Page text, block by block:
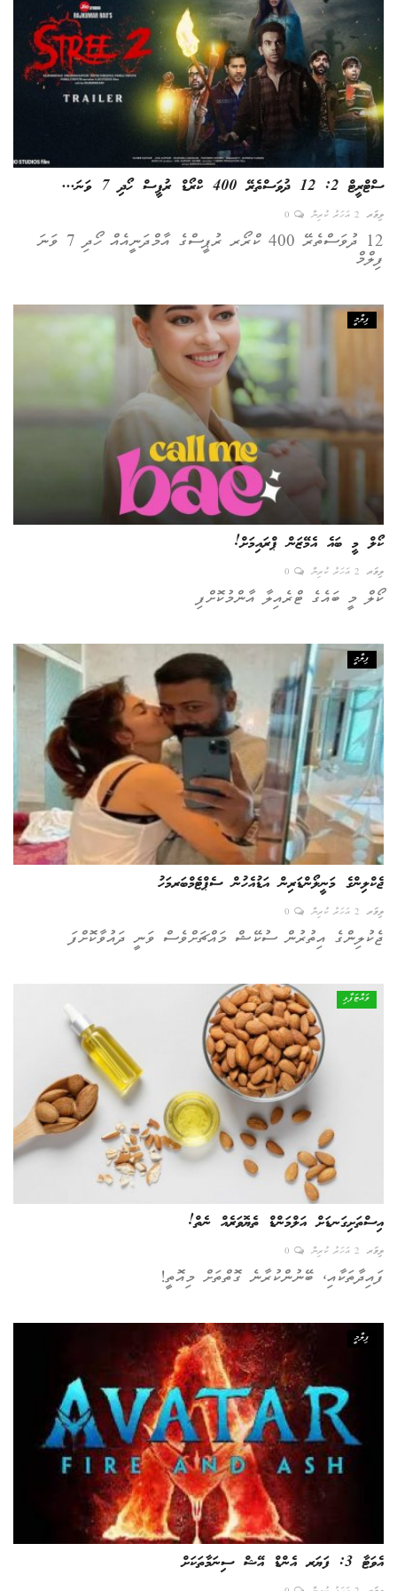
ސްޓްރީޓް 2: 12 ދުވަސްތެރޭ 400 ކްރޯޑް ރުޕީސް ހޯދި 7 ވަނަ...
ލިވަރ 2 އަހަރު ކުރިން 0
12 ދުވަސްތެރޭ 400 ކްރޯރ ރުޕީސްގެ އާމްދަނީއެއް ހޯދި 7 ވަނަ
ފިލްމް
ފިލްމީ
ކޯލް މީ ބައެ އެމޭޒަން ޕްރައިމަށް!
ލިވަރ 2 އަހަރު ކުރިން 0
ކޯލް މީ ބައެގެ ޓްރެއިލާ އާންމުކޮށްފި
ފިލްމީ
ލިވަރ 2 އަހަރު ކުރިން 0
ޖެކުލިންގެ އިތުރުން ސުކޭޝް މައްޗަށްވެސް ވަނީ ދައުވާކޮށްފަ
ވައްޓަފާޅި
އިސްތަށިގަނޑަށް އަލްމަންޑް ތެޔޮވަރެއް ނެތް!
ލިވަރ 2 އަހަރު ކުރިން 0
ފައިދާތަކާއި، ބޭނުންކުރާނެ ގޮތްތަށް މިއޮތީ!
ފިލްމީ
އެވަޓާ 3: ފަޔަރ އެންޑް އޭޝް ސިނަމާތަކަށް